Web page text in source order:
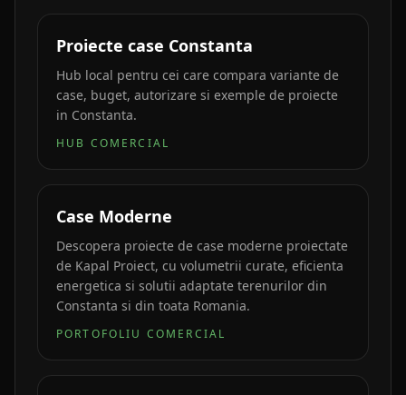
Proiecte case Constanta
Hub local pentru cei care compara variante de
case, buget, autorizare si exemple de proiecte
in Constanta.
HUB COMERCIAL
Case Moderne
Descopera proiecte de case moderne proiectate
de Kapal Proiect, cu volumetrii curate, eficienta
energetica si solutii adaptate terenurilor din
Constanta si din toata Romania.
PORTOFOLIU COMERCIAL